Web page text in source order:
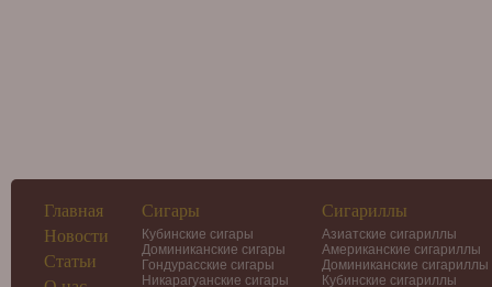
Главная
Новости
Статьи
Сигары
Кубинские сигары
Доминиканские сигары
Гондурасские сигары
Никарагуанские сигары
Сигариллы
Азиатские сигариллы
Американские сигариллы
Доминиканские сигариллы
Кубинские сигариллы